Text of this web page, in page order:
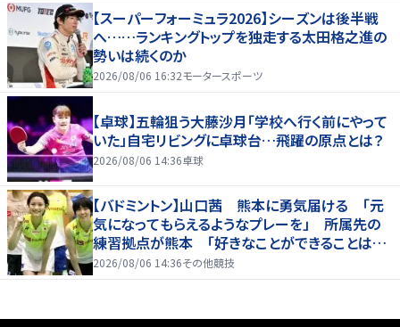
【スーパーフォーミュラ2026】シーズンは後半戦
へ……ランキングトップを独走する太田格之進の
勢いは続くのか
2026/08/06 16:32モータースポーツ
【卓球】五輪狙う大藤沙月「学校へ行く前にやって
いた」自宅リビングに卓球台…飛躍の原点とは？
2026/08/06 14:36卓球
【バドミントン】山口茜 熊本に勇気届ける 「元
気になってもらえるようなプレーを」 所属先の
練習拠点が熊本 「好きなことができることは当
たり前じゃない」
2026/08/06 14:36その他競技